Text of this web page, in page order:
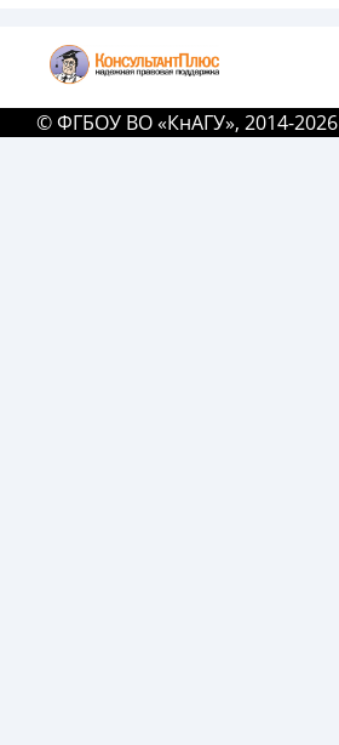
© ФГБОУ ВО «КнАГУ», 2014-2026